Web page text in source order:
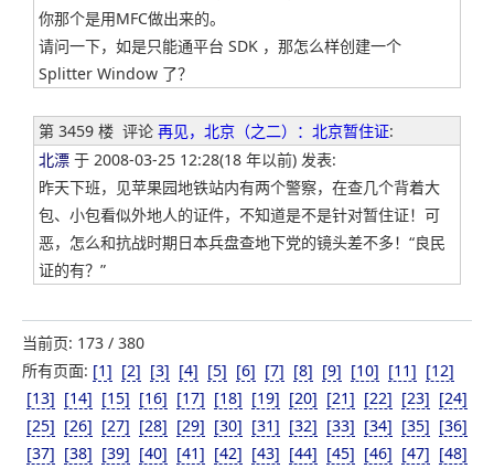
你那个是用MFC做出来的。
请问一下，如是只能通平台 SDK ，那怎么样创建一个
Splitter Window 了？
第 3459 楼 评论 再见，北京（之二）：北京暂住证:
北漂 于 2008-03-25 12:28(18 年以前) 发表:
昨天下班，见苹果园地铁站内有两个警察，在查几个背着大
包、小包看似外地人的证件，不知道是不是针对暂住证！可
恶，怎么和抗战时期日本兵盘查地下党的镜头差不多！“良民
证的有？”
当前页: 173 / 380
所有页面: [1] [2] [3] [4] [5] [6] [7] [8] [9] [10] [11] [12]
[13] [14] [15] [16] [17] [18] [19] [20] [21] [22] [23] [24]
[25] [26] [27] [28] [29] [30] [31] [32] [33] [34] [35] [36]
[37] [38] [39] [40] [41] [42] [43] [44] [45] [46] [47] [48]